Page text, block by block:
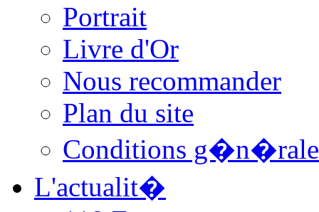
Portrait
Livre d'Or
Nous recommander
Plan du site
Conditions
L'actualit�